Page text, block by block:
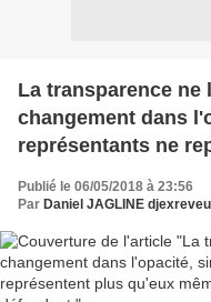
La transparence
changement dans
représentants ne
défendent.
Publié le 06/05/2018 à 23:56
Par Daniel JAGLINE